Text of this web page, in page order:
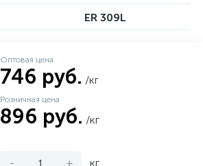
ER 309L
Оптовая цена
746 руб. /кг
Розничная цена
896 руб. /кг
- + кг